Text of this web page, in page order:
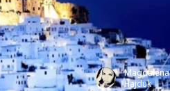
Magdalena
Hajduk